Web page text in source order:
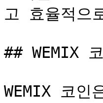
고 효율적으
## WEMIX
WEMIX 코인